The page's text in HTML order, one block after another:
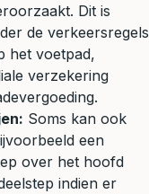
Dit is
de verkeersregels
het voetpad,
verzekering
.
Soms kan ook
een
over het hoofd
indien er